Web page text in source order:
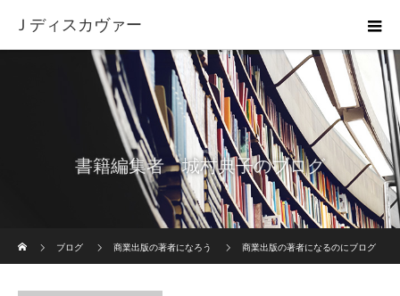
Ｊディスカヴァー
書籍編集者 城村典子のブログ
ブログ
商業出版の著者になろう 商業出版の著者になるのにブログ